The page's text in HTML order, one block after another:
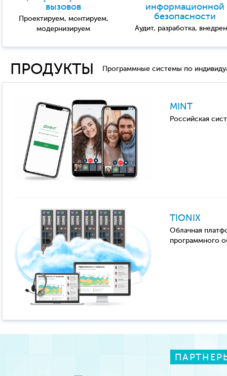
вызовов
Проектируем, монтируем,
модернизируем
информационной
безопасности
Аудит, разработка,
ПРОДУКТЫ Программные системы по
MINT
Российская
TIONIX
Облачная
программного